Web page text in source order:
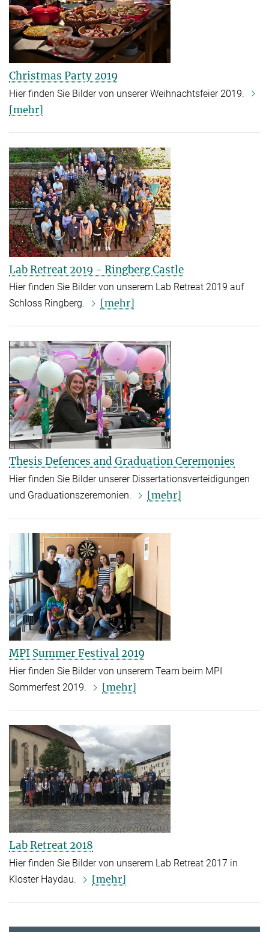
Christmas Party 2019
Hier finden Sie Bilder von unserer Weihnachtsfeier2019.
[mehr]
Lab Retreat 2019 - Ringberg Castle
Hier finden Sie Bilder von unserem Lab Retreat 2019 auf
Schloss Ringberg.
[mehr]
Thesis Defences and Graduation Ceremonies
Hier finden Sie Bilder unserer Dissertationsverteidigungen
und Graduationszeremonien.
[mehr]
MPI Summer Festival 2019
Hier finden Sie Bilder von unserem Team beim MPI
Sommerfest 2019.
[mehr]
Lab Retreat 2018
Hier finden Sie Bilder von unserem Lab Retreat 2017 in
Kloster Haydau.
[mehr]